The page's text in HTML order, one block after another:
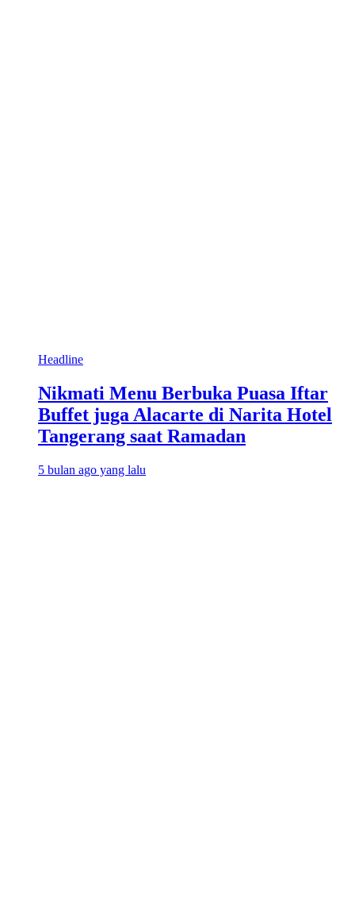
Headline
Nikmati Menu Berbuka Puasa Iftar
Buffet juga Alacarte di Narita Hotel
Tangerang saat Ramadan
5 bulan ago yang lalu